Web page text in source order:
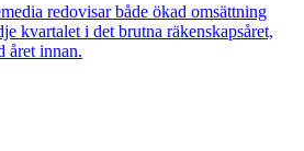
redovisar både ökad omsättning
kvartalet i det brutna räkenskapsåret,
året innan.